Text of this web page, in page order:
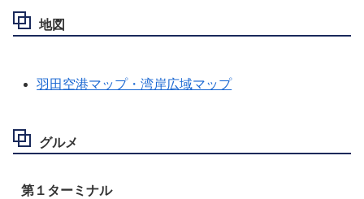
地図
羽田空港マップ・湾岸広域マップ
グルメ
第１ターミナル